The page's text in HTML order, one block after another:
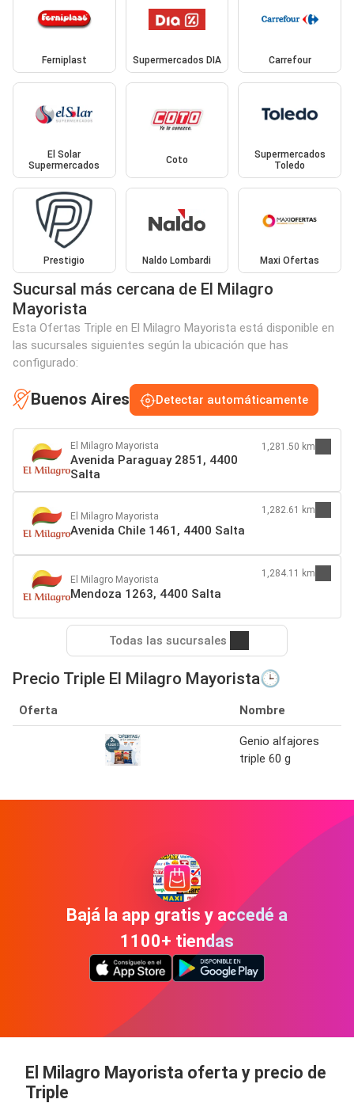
Ferniplast Supermercados DIA Carrefour
El Solar
Supermercados
Coto
Supermercados
Toledo
Prestigio Naldo Lombardi Maxi Ofertas
Sucursal más cercana de El Milagro
Mayorista
Esta Ofertas Triple en El Milagro Mayorista está disponible en
las sucursales siguientes según la ubicación que has
configurado:
Buenos Aires Detectar automáticamente
El Milagro Mayorista
Avenida Paraguay 2851, 4400
Salta
1,281.50 km
El Milagro Mayorista
Avenida Chile 1461, 4400 Salta
1,282.61 km
El Milagro Mayorista
Mendoza 1263, 4400 Salta
1,284.11 km
Todas las sucursales
Precio Triple El Milagro Mayorista🕒
Oferta Nombre
Genio alfajores
triple 60 g
Bajá la app gratis y accedé a
1100+ tiendas
El Milagro Mayorista oferta y precio de
Triple